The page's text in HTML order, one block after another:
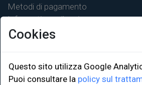
Metodi di pagamento
Informativa sulla privacy
LINK ISTITUZIONALI
Cookies
Questo sito utilizza Google
Puoi consultare la policy sul